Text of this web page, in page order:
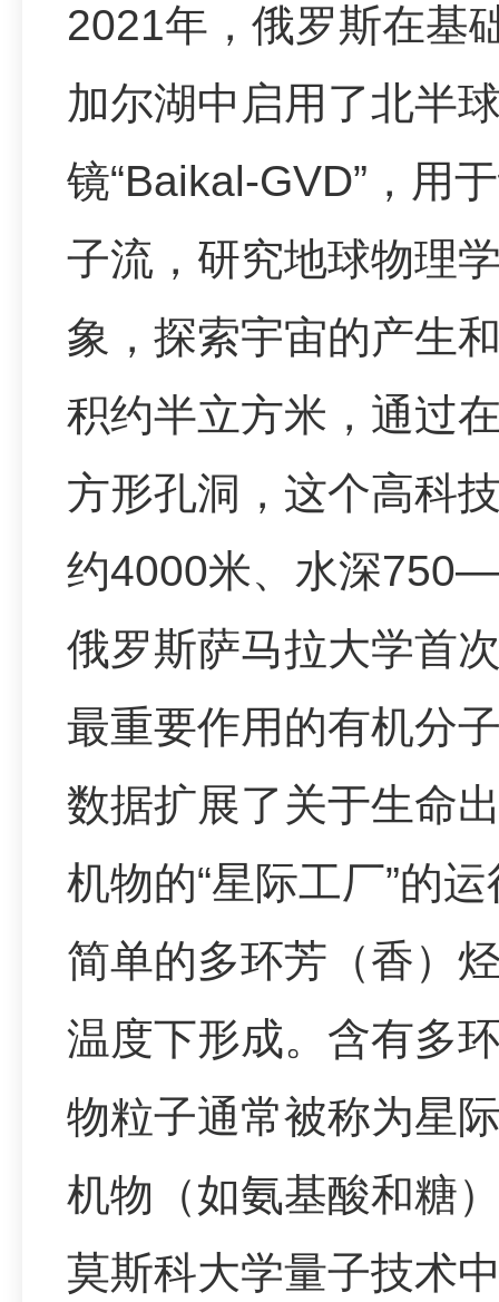
2021年，俄罗斯在基
加尔湖中启用了北半
镜“Baikal-GVD”，用
子流，研究地球物理
象，探索宇宙的产生
积约半立方米，通过
方形孔洞，这个高科
约4000米、水深
俄罗斯萨马拉大学首
最重要作用的有机分
数据扩展了关于生命
机物的“星际工厂”的
简单的多环芳（香）
温度下形成。含有多
物粒子通常被称为星
机物（如氨基酸和糖
莫斯科大学量子技术